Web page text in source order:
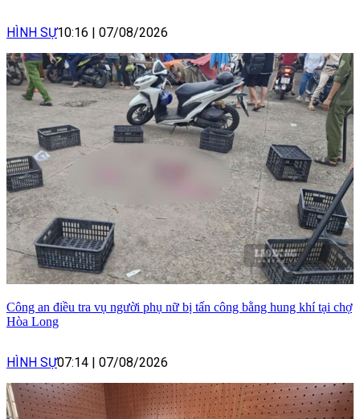
HÌNH SỰ10:16 | 07/08/2026
Công an điều tra vụ người phụ nữ bị tấn công bằng hung khí tại chợ
Hòa Long
HÌNH SỰ07:14 | 07/08/2026